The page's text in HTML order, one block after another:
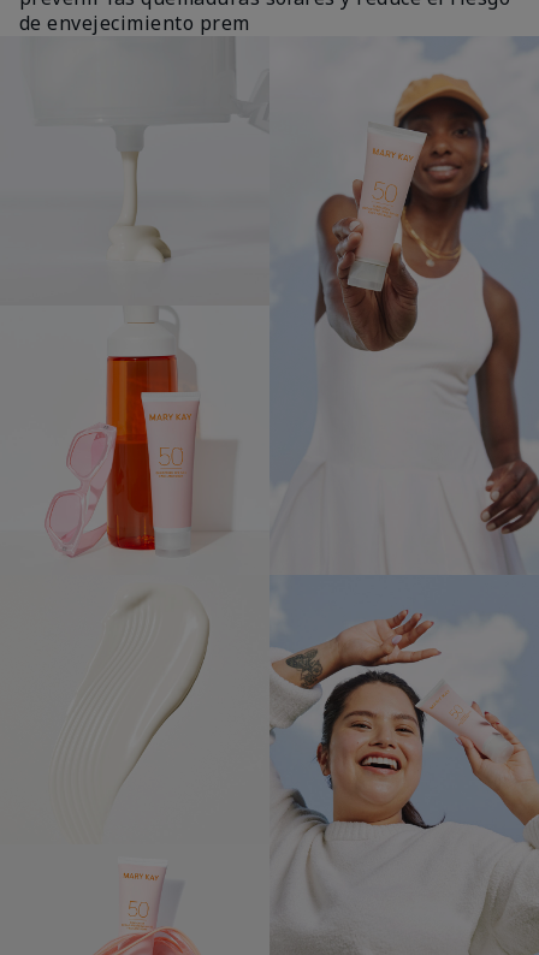
de envejecimiento prem